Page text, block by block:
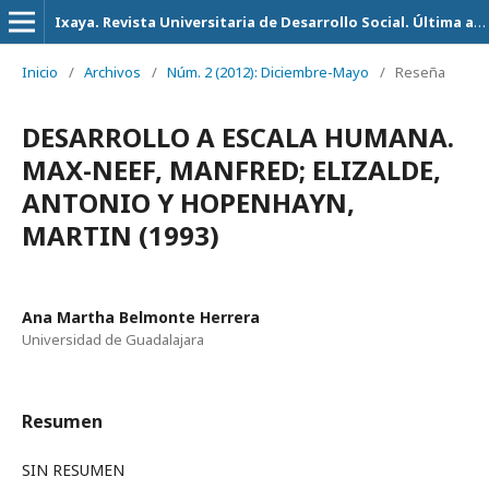
Ixaya. Revista Universitaria de Desarrollo Social. Última actualización 14 de Julio del 2026
Inicio / Archivos / Núm. 2 (2012): Diciembre-Mayo / Reseña
DESARROLLO A ESCALA HUMANA.
MAX-NEEF, MANFRED; ELIZALDE,
ANTONIO Y HOPENHAYN,
MARTIN (1993)
Ana Martha Belmonte Herrera
Universidad de Guadalajara
Resumen
SIN RESUMEN